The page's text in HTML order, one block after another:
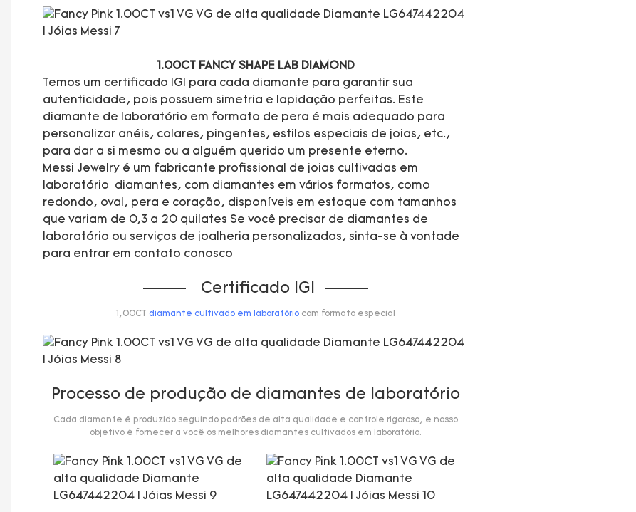
1.00CT FANCY SHAPE LAB DIAMOND
Temos um certificado IGI para cada diamante para garantir sua
autenticidade, pois possuem simetria e lapidação perfeitas. Este
diamante de laboratório em formato de pera é mais adequado para
personalizar anéis, colares, pingentes, estilos especiais de joias, etc.,
para dar a si mesmo ou a alguém querido um presente eterno.
Messi Jewelry é um fabricante profissional de joias cultivadas em
laboratório diamantes, com diamantes em vários formatos, como
redondo, oval, pera e coração, disponíveis em estoque com tamanhos
que variam de 0,3 a 20 quilates Se você precisar de diamantes de
laboratório ou serviços de joalheria personalizados, sinta-se à vontade
para entrar em contato conosco
Certificado IGI
1,00CT diamante cultivado em laboratório com formato especial
Processo de produção de diamantes de laboratório
Cada diamante é produzido seguindo padrões de alta qualidade e controle rigoroso, e nosso
objetivo é fornecer a você os melhores diamantes cultivados em laboratório.